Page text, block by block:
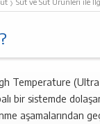
Temperature
bir sistemde
aşamalarından